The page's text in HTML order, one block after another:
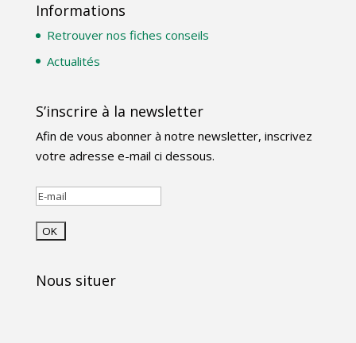
Informations
Retrouver nos fiches conseils
Actualités
S’inscrire à la newsletter
Afin de vous abonner à notre newsletter, inscrivez
votre adresse e-mail ci dessous.
Nous situer